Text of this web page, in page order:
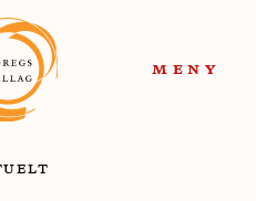
meny